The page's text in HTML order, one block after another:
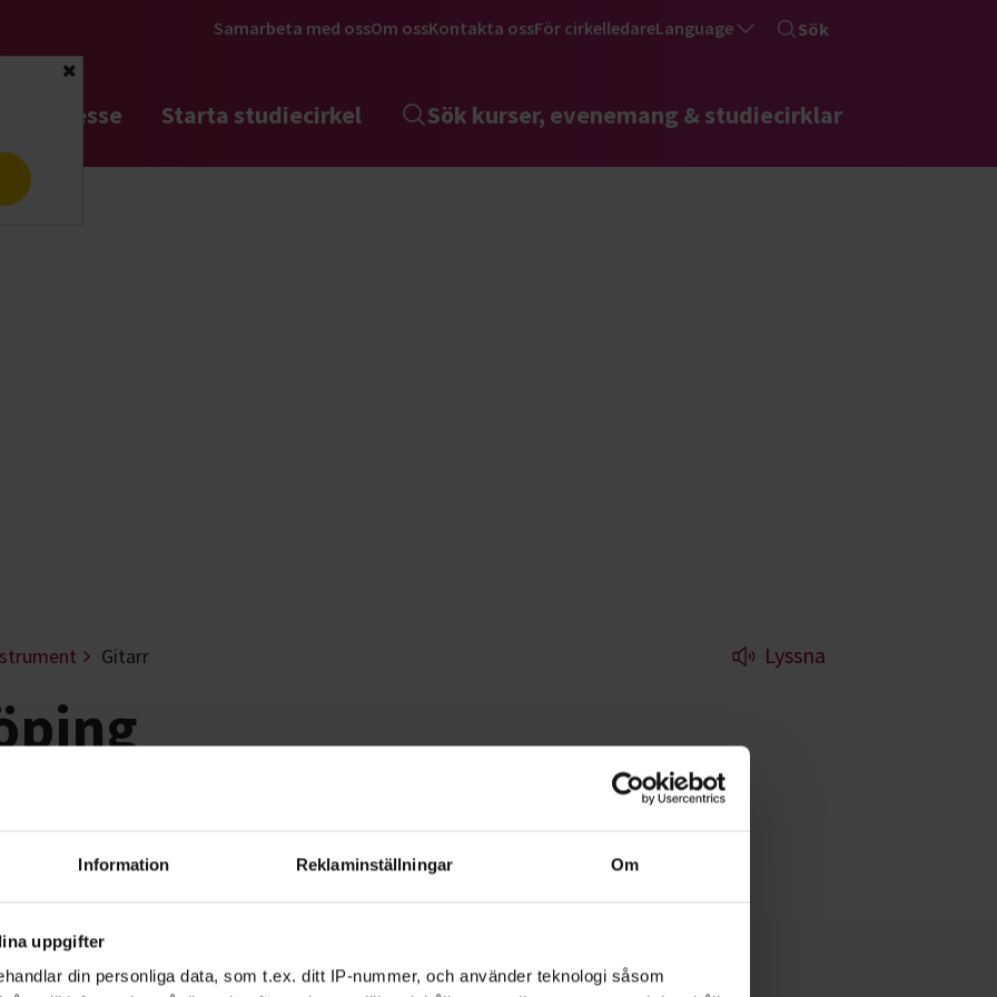
Information Reklaminställningar Om
uppgifter
din personliga data, som t.ex. ditt IP-nummer, och använder teknologi såsom
Stäng
Samarbeta med ossOm ossKontakta ossFör cirkelledareLanguage Sök
intresse Starta studiecirkel Sök kurser, evenemang & studiecirklar
Gitarr Lyssna
omtyckta instrument. Lär dig kompa vid lägerelden eller